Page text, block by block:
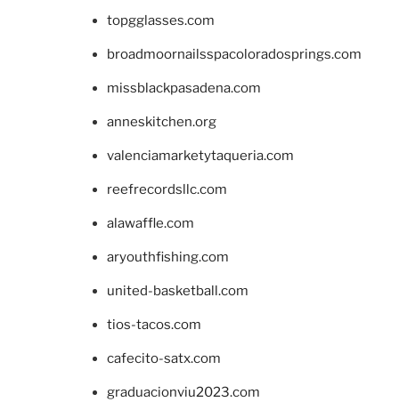
topgglasses.com
broadmoornailsspacoloradosprings.com
missblackpasadena.com
anneskitchen.org
valenciamarketytaqueria.com
reefrecordsllc.com
alawaffle.com
aryouthfishing.com
united-basketball.com
tios-tacos.com
cafecito-satx.com
graduacionviu2023.com